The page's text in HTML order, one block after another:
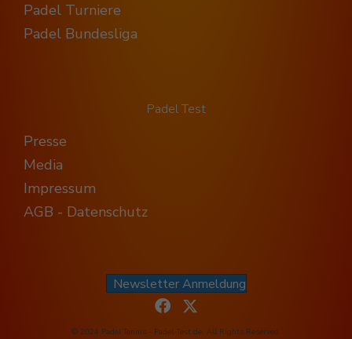
Padel Turniere
Padel Bundesliga
Padel Test
Presse
Media
Impressum
AGB - Datenschutz
Newsletter Anmeldung
© 2024 Padel Tennis - Padel-Test.de. All Rights Reserved.